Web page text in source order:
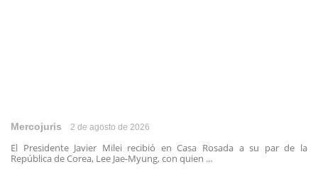
Mercojuris 2 de agosto de 2026
El Presidente Javier Milei recibió en Casa Rosada a su par de la
República de Corea, Lee Jae-Myung, con quien ...